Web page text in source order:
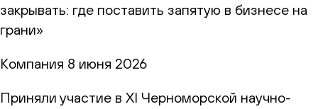
закрывать: где поставить запятую в бизнесе на
грани»
Компания 8 июня 2026
Приняли участие в XI Черноморской научно-